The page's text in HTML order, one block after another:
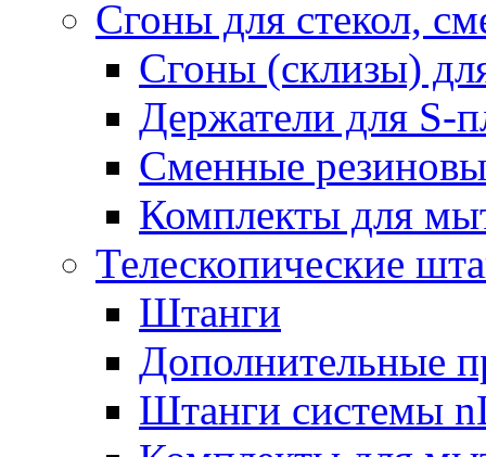
Сгоны для стекол,
Сгоны (склизы)
Держатели для S-
Сменные
Комплекты для
Телескопические
Штанги
Дополнительные
Штанги системы